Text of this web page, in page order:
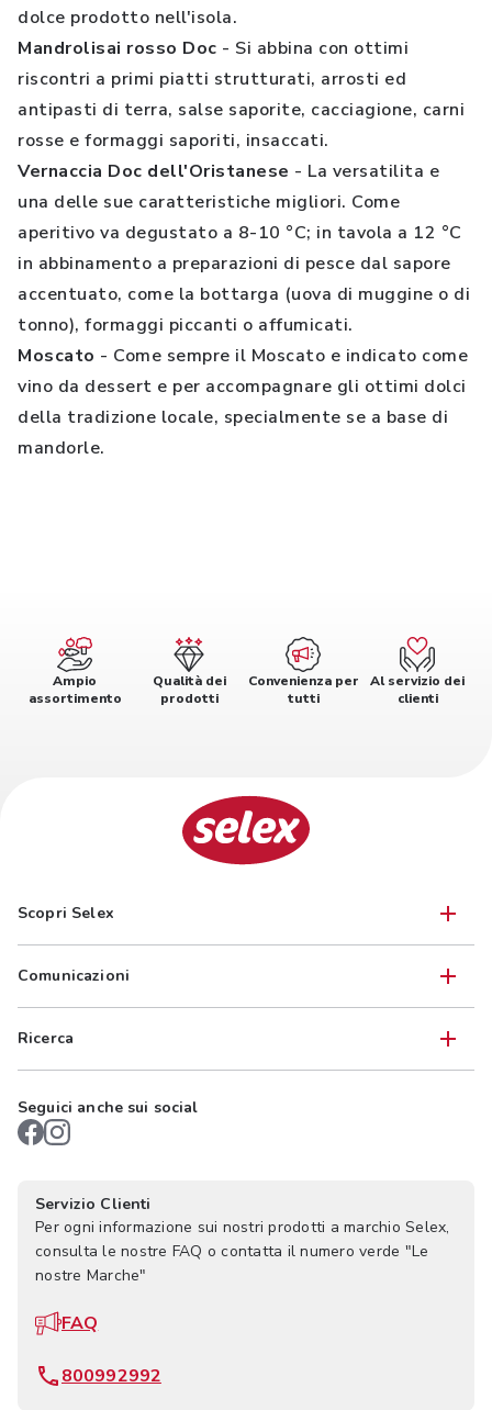
dolce prodotto nell'isola.
Mandrolisai rosso Doc - Si abbina con ottimi
riscontri a primi piatti strutturati, arrosti ed
antipasti di terra, salse saporite, cacciagione, carni
rosse e formaggi saporiti, insaccati.
Vernaccia Doc dell'Oristanese - La versatilita e
una delle sue caratteristiche migliori. Come
aperitivo va degustato a 8-10 °C; in tavola a 12 °C
in abbinamento a preparazioni di pesce dal sapore
accentuato, come la bottarga (uova di muggine o di
tonno), formaggi piccanti o affumicati.
Moscato - Come sempre il Moscato e indicato come
vino da dessert e per accompagnare gli ottimi dolci
della tradizione locale, specialmente se a base di
mandorle.
Ampio
assortimento
Qualità dei
prodotti
Convenienza per
tutti
Al servizio dei
clienti
Scopri Selex
Comunicazioni
Ricerca
Seguici anche sui social
Servizio Clienti
Per ogni informazione sui nostri prodotti a marchio Selex,
consulta le nostre FAQ o contatta il numero verde "Le
nostre Marche"
FAQ
800992992